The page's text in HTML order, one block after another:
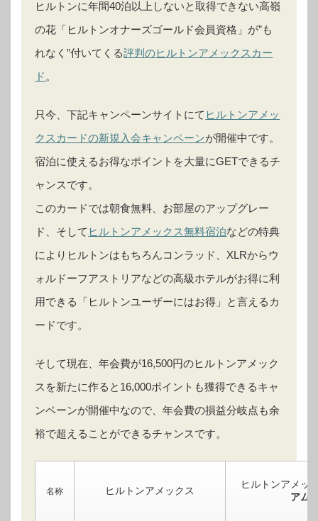
ヒルトンに年間40泊以上しないと取得できない高嶺
の花「ヒルトンオナーズゴールド会員資格」が”も
れなく”付いてくる評判のヒルトンアメックスカー
ド 。
只今、下記キャンペーンサイトにて ヒルトンアメッ
クスカードの新規入会キャンペーンが開催中です。
宿泊に使えるお得なポイントを大量にGETできるチ
ャンスです。
このカードでは朝食無料、お部屋のアップグレー
ド、そして ヒルトンアメックス無料宿泊などの特典
によりヒルトンはもちろんコンラッド、XLRからウ
ォルドーフアストリアなどの高級ホテルがお得に利
用できる「ヒルトンユーザーにはお得」と言えるカ
ードです。
そして現在、年会費が16,500円のヒルトンアメック
スを新たに作ると16,000ポイントも獲得できるキャ
ンペーンが開催中なので、年会費の損益分岐点も余
裕で超えることができるチャンスです。
名称 ヒルトンアメックス
ヒルトンアメッ
アム